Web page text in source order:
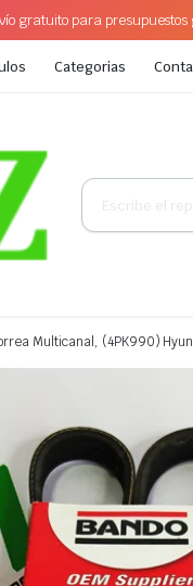
gratuito para
Categorias
Búsqueda
productos
Multicanal, (4PK990)